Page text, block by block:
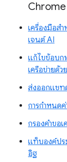
Chrome
เครื่องมือส
เจนต์ AI
แก้ไขข้อบก
เครือข่ายด้ว
ส่งออกแชท
การกำหนด
กรองคำขอ
แท็บองค์ปร
อิฐ